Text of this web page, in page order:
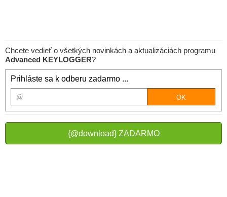
Chcete vedieť o všetkých novinkách a aktualizáciách programu
Advanced KEYLOGGER?
Prihláste sa k odberu zadarmo ...
{@download} ZADARMO